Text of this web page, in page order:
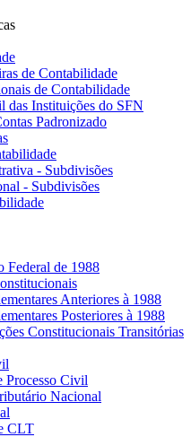
de Contabilidade
de Contabilidade
das Instituições do SFN
Padronizado
- Subdivisões
- Subdivisões
Federal de 1988
Anteriores à 1988
Posteriores à 1988
Constitucionais Transitórias
Processo Civil
Nacional
CLT